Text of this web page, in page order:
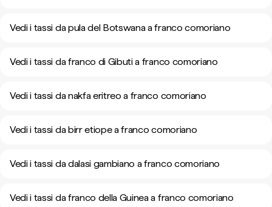
Vedi i tassi da pula del Botswana a franco comoriano
Vedi i tassi da franco di Gibuti a franco comoriano
Vedi i tassi da nakfa eritreo a franco comoriano
Vedi i tassi da birr etiope a franco comoriano
Vedi i tassi da dalasi gambiano a franco comoriano
Vedi i tassi da franco della Guinea a franco comoriano